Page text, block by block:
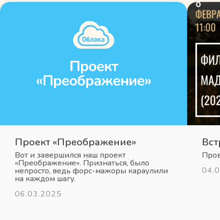
Проект «Преображение»
Вот и завершился наш проект
«Преображение». Признаться, было
непросто, ведь форс-мажоры караулили
на каждом шагу.
06.03.2025